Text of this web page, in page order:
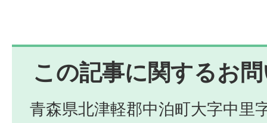
この記事に関するお
青森県北津軽郡中泊町大字中里